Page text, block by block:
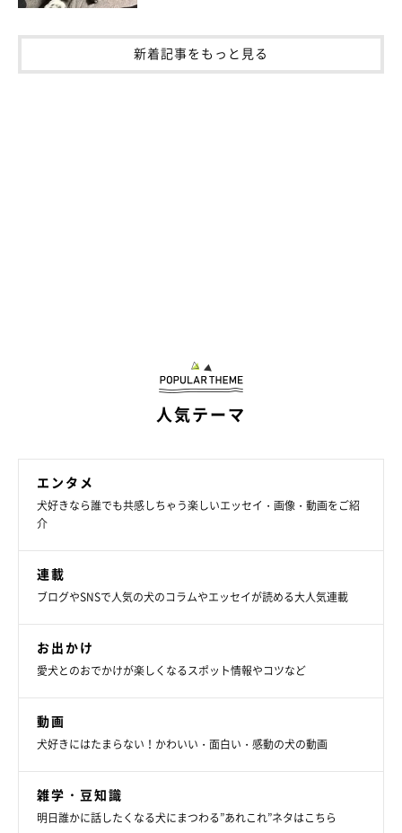
新着記事をもっと見る
人気テーマ
エンタメ
犬好きなら誰でも共感しちゃう楽しいエッセイ・画像・動画をご紹
介
連載
ブログやSNSで人気の犬のコラムやエッセイが読める大人気連載
お出かけ
愛犬とのおでかけが楽しくなるスポット情報やコツなど
動画
犬好きにはたまらない！かわいい・面白い・感動の犬の動画
雑学・豆知識
明日誰かに話したくなる犬にまつわる”あれこれ”ネタはこちら